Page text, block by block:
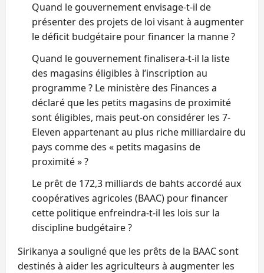
Quand le gouvernement envisage-t-il de
présenter des projets de loi visant à augmenter
le déficit budgétaire pour financer la manne ?
Quand le gouvernement finalisera-t-il la liste
des magasins éligibles à l’inscription au
programme ? Le ministère des Finances a
déclaré que les petits magasins de proximité
sont éligibles, mais peut-on considérer les 7-
Eleven appartenant au plus riche milliardaire du
pays comme des « petits magasins de
proximité » ?
Le prêt de 172,3 milliards de bahts accordé aux
coopératives agricoles (BAAC) pour financer
cette politique enfreindra-t-il les lois sur la
discipline budgétaire ?
Sirikanya a souligné que les prêts de la BAAC sont
destinés à aider les agriculteurs à augmenter les